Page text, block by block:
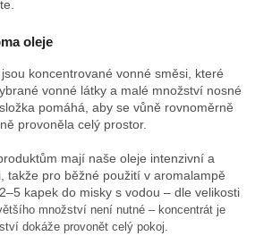
oleje
koncentrované vonné směsi, které
vonné látky a malé množství nosné
pomáhá, aby se vůně rovnoměrně
provoněla celý prostor.
mají naše oleje intenzivní a
takže pro běžné použití v aromalampě
kapek do misky s vodou – dle velikosti
množství není nutné – koncentrát je
dokáže provonět celý pokoj.